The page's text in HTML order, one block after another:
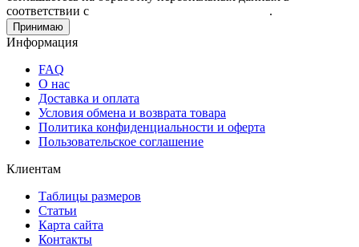
соответствии с
.
Принимаю
Информация
FAQ
О нас
Доставка и оплата
Условия обмена и возврата товара
Политика конфиденциальности и оферта
Пользовательское соглашение
Клиентам
Таблицы размеров
Статьи
Карта сайта
Контакты